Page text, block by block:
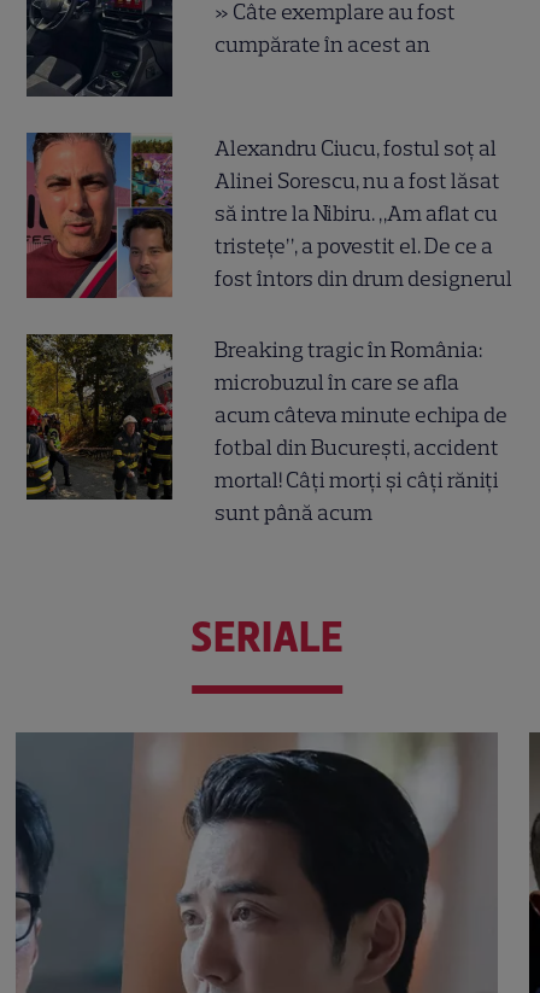
» Câte exemplare au fost
cumpărate în acest an
Alexandru Ciucu, fostul soț al
Alinei Sorescu, nu a fost lăsat
să intre la Nibiru. „Am aflat cu
tristețe”, a povestit el. De ce a
fost întors din drum designerul
Breaking tragic în România:
microbuzul în care se afla
acum câteva minute echipa de
fotbal din București, accident
mortal! Câți morți și câți răniți
sunt până acum
SERIALE